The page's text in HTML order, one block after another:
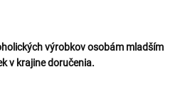
výrobkov osobám mladším
v krajine doručenia.